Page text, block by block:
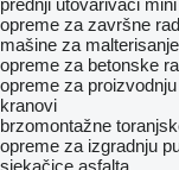
prednji utovarivači
opreme za završne
mašine za malterisanje
opreme za betonske
opreme za
kranovi
brzomontažne
opreme za izgradnju
sјekačice asfalta